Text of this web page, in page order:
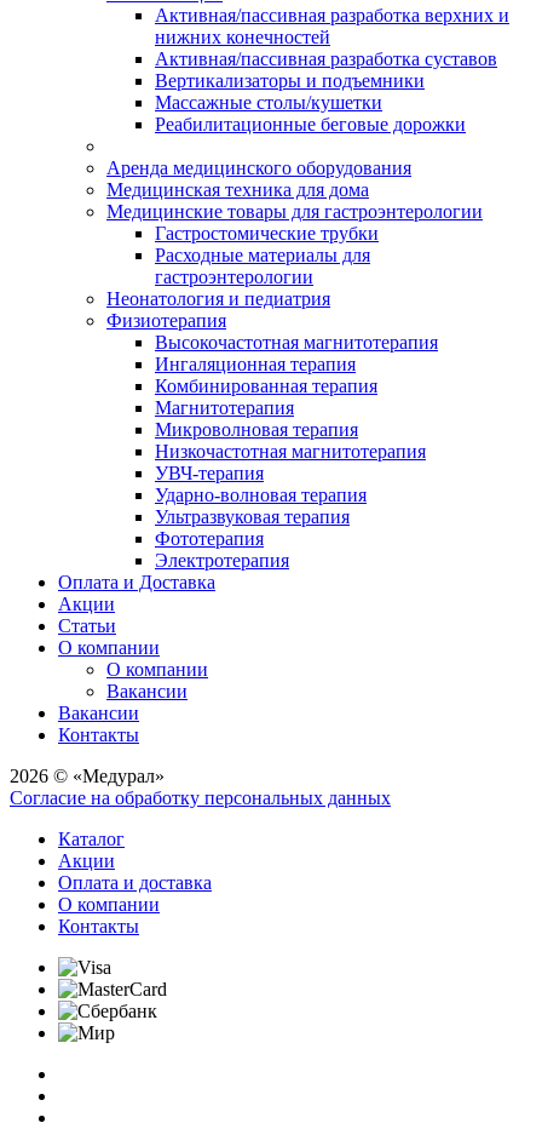
Активная/пассивная разработка верхних и
нижних конечностей
Активная/пассивная разработка суставов
Вертикализаторы и подъемники
Массажные столы/кушетки
Реабилитационные беговые дорожки
Аренда медицинского оборудования
Медицинская техника для дома
Медицинские товары для гастроэнтерологии
Гастростомические трубки
Расходные материалы для
гастроэнтерологии
Неонатология и педиатрия
Физиотерапия
Высокочастотная магнитотерапия
Ингаляционная терапия
Комбинированная терапия
Магнитотерапия
Микроволновая терапия
Низкочастотная магнитотерапия
УВЧ-терапия
Ударно-волновая терапия
Ультразвуковая терапия
Фототерапия
Электротерапия
Оплата и Доставка
Акции
Статьи
О компании
О компании
Вакансии
Вакансии
Контакты
2026 © «Медурал»
Согласие на обработку персональных данных
Каталог
Акции
Оплата и доставка
О компании
Контакты